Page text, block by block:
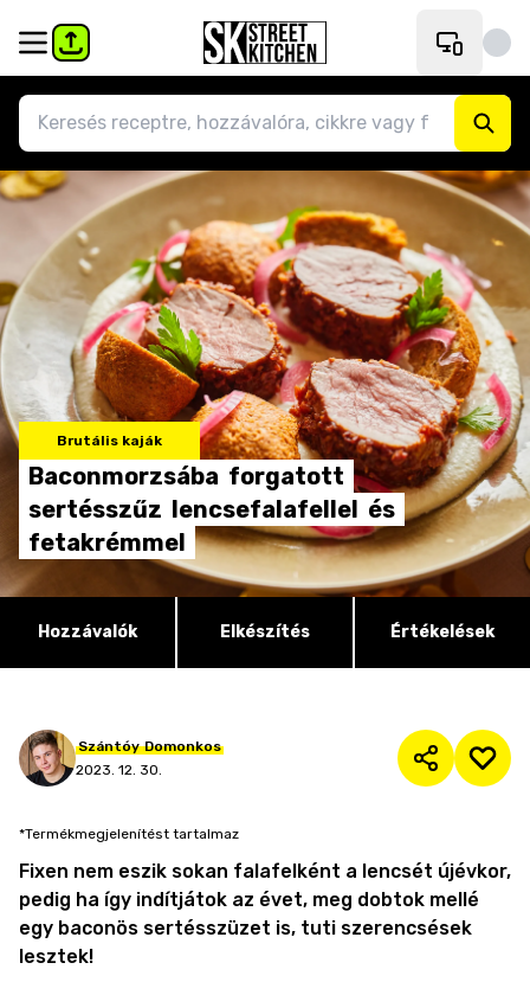
Brutális kaják
Baconmorzsába forgatott
sertésszűz lencsefalafellel és
fetakrémmel
Hozzávalók Elkészítés Értékelések
Szántóy Domonkos
2023. 12. 30.
*Termékmegjelenítést tartalmaz
Fixen nem eszik sokan falafelként a lencsét újévkor,
pedig ha így indítjátok az évet, meg dobtok mellé
egy baconös sertésszüzet is, tuti szerencsések
lesztek!